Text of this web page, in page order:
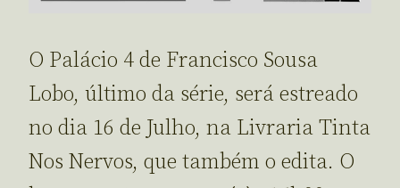
O Palácio 4 de Francisco Sousa
Lobo, último da série, será estreado
no dia 16 de Julho, na Livraria Tinta
Nos Nervos, que também o edita. O